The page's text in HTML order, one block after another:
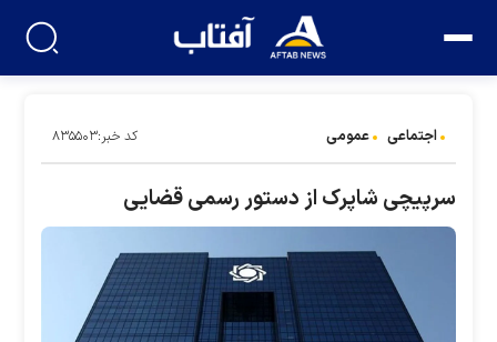
اجتماعی عمومی کد خبر:۸۳۵۵۰۳
سرپیچی شاپرک از دستور رسمی قضایی